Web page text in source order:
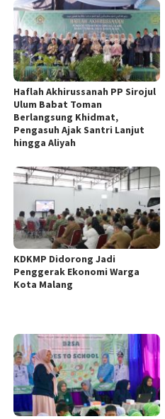
Haflah Akhirussanah PP Sirojul
Ulum Babat Toman
Berlangsung Khidmat,
Pengasuh Ajak Santri Lanjut
hingga Aliyah
KDKMP Didorong Jadi
Penggerak Ekonomi Warga
Kota Malang